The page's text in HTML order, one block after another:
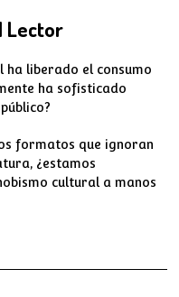
Lector
ha liberado el consumo
ha sofisticado
formatos que ignoran
¿estamos
cultural a manos